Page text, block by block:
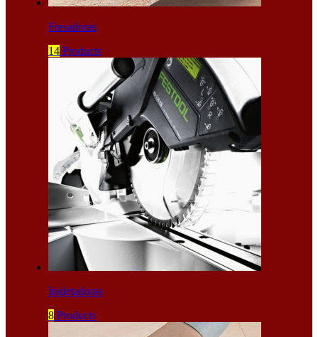
Fresadoras
14 Products
Ingletadoras
8 Products